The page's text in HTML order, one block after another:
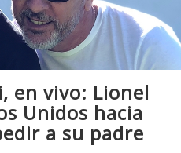
en vivo: Lionel
Unidos hacia
a su padre